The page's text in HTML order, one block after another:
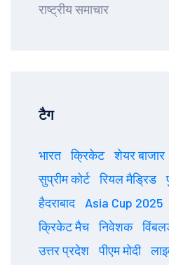
राष्ट्रीय समाचार
टैग
भारत क्रिकेट शेयर बाजार
सुप्रीम कोर्ट
रियल मैड्रिड
हैदराबाद
Asia Cup 2025
क्रिकेट मैच
निवेशक
उत्तर प्रदेश
पीएम मोदी